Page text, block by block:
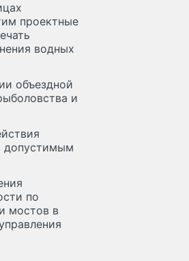
проектные
водных
объездной
и
допустимым
по
мостов в